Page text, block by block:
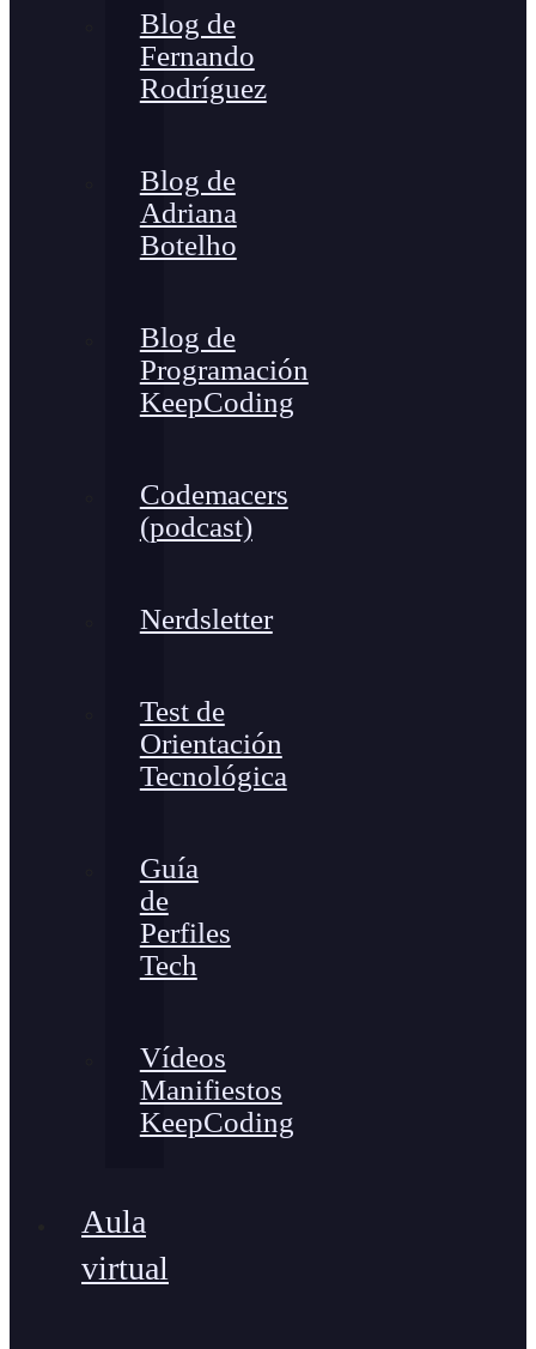
Blog de
Fernando
Rodríguez
Blog de
Adriana
Botelho
Blog de
Programación
KeepCoding
Codemacers
(podcast)
Nerdsletter
Test de
Orientación
Tecnológica
Guía
de
Perfiles
Tech
Vídeos
Manifiestos
KeepCoding
Aula
virtual